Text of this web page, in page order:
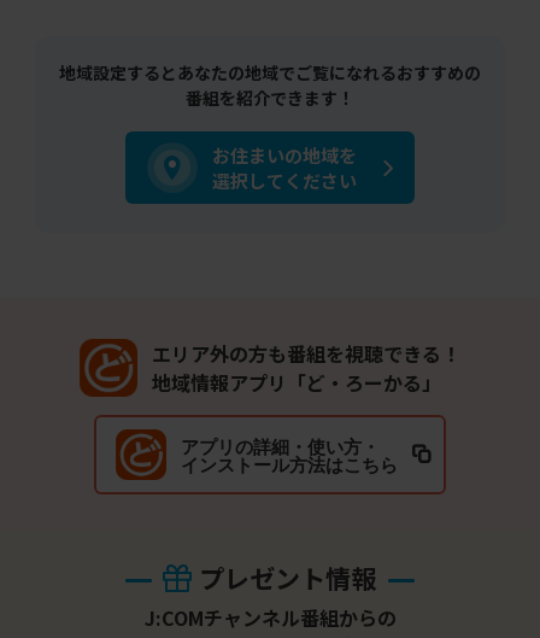
地域設定するとあなたの地域でご覧になれるおすすめの
番組を紹介できます！
お住まいの地域を
選択してください
エリア外の方も番組を視聴できる！
地域情報アプリ「ど・ろーかる」
アプリの詳細・使い方・
インストール方法はこちら
プレゼント情報
J:COMチャンネル番組からの